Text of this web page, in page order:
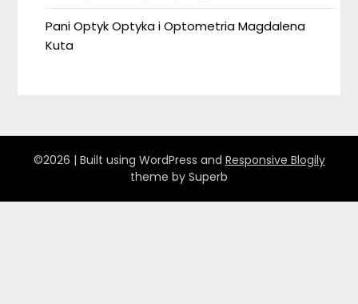
Pani Optyk Optyka i Optometria Magdalena
Kuta
©2026 | Built using WordPress and Responsive Blogily
theme by Superb